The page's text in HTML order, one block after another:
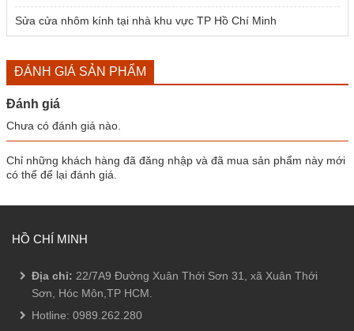
Sửa cửa nhôm kính tại nhà khu vực TP Hồ Chí Minh
ĐÁNH GIÁ SẢN PHẨM
Đánh giá
Chưa có đánh giá nào.
Chỉ những khách hàng đã đăng nhập và đã mua sản phẩm này mới
có thể để lại đánh giá.
HỒ CHÍ MINH
Địa chỉ: 22/7A9 Đường Xuân Thới Sơn 31, xã Xuân Thới
Sơn, Hóc Môn,TP HCM.
Hotline: 0989.262.280